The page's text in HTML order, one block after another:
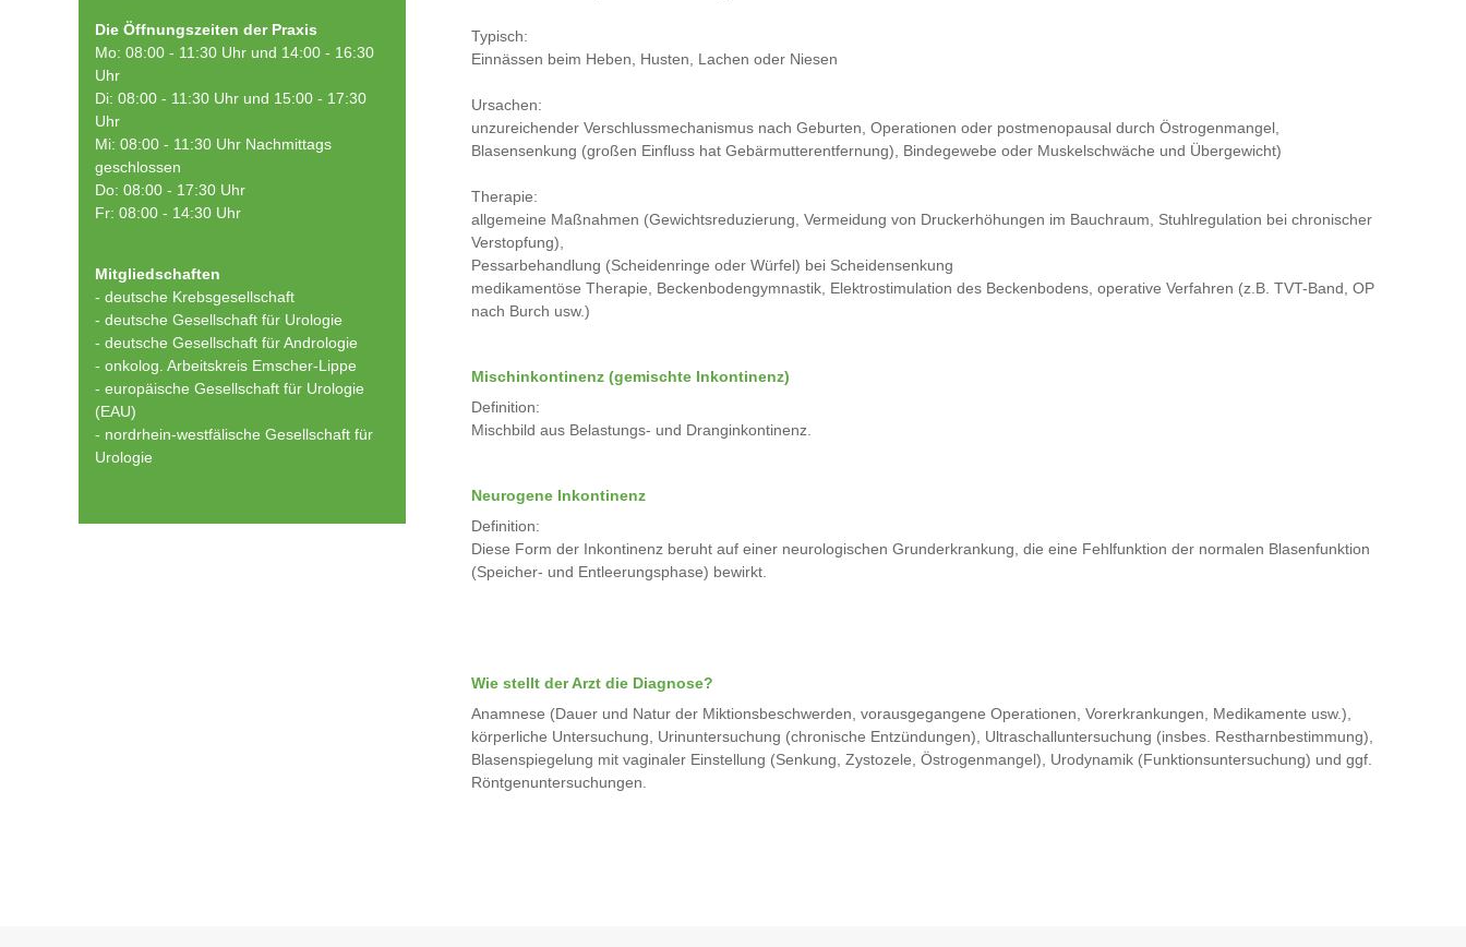
Die Öffnungszeiten der Praxis
Mo: 08:00 - 11:30 Uhr und 14:00 - 16:30
Uhr
Di: 08:00 - 11:30 Uhr und 15:00 - 17:30
Uhr
Mi: 08:00 - 11:30 Uhr Nachmittags
geschlossen
Do: 08:00 - 17:30 Uhr
Fr: 08:00 - 14:30 Uhr
Mitgliedschaften
- deutsche Krebsgesellschaft
- deutsche Gesellschaft für Urologie
- deutsche Gesellschaft für Andrologie
- onkolog. Arbeitskreis Emscher-Lippe
- europäische Gesellschaft für Urologie
(EAU)
- nordrhein-westfälische Gesellschaft für
Urologie
Typisch:
Einnässen beim Heben, Husten, Lachen oder Niesen
Ursachen:
unzureichender Verschlussmechanismus nach Geburten, Operationen oder postmenopausal durch Östrogenmangel,
Blasensenkung (großen Einfluss hat Gebärmutterentfernung), Bindegewebe oder Muskelschwäche und Übergewicht)
Therapie:
allgemeine Maßnahmen (Gewichtsreduzierung, Vermeidung von Druckerhöhungen im Bauchraum, Stuhlregulation bei chronischer
Verstopfung),
Pessarbehandlung (Scheidenringe oder Würfel) bei Scheidensenkung
medikamentöse Therapie, Beckenbodengymnastik, Elektrostimulation des Beckenbodens, operative Verfahren (z.B. TVT-Band, OP
nach Burch usw.)
Mischinkontinenz (gemischte Inkontinenz)
Definition:
Mischbild aus Belastungs- und Dranginkontinenz.
Neurogene Inkontinenz
Definition:
Diese Form der Inkontinenz beruht auf einer neurologischen Grunderkrankung, die eine Fehlfunktion der normalen Blasenfunktion
(Speicher- und Entleerungsphase) bewirkt.
Wie stellt der Arzt die Diagnose?
Anamnese (Dauer und Natur der Miktionsbeschwerden, vorausgegangene Operationen, Vorerkrankungen, Medikamente usw.),
körperliche Untersuchung, Urinuntersuchung (chronische Entzündungen), Ultraschalluntersuchung (insbes. Restharnbestimmung),
Blasenspiegelung mit vaginaler Einstellung (Senkung, Zystozele, Östrogenmangel), Urodynamik (Funktionsuntersuchung) und ggf.
Röntgenuntersuchungen.